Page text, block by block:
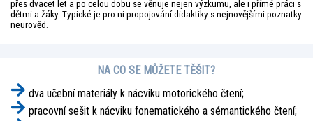
přes dvacet let a po celou dobu se věnuje nejen výzkumu, ale i přímé práci s
dětmi a žáky. Typické je pro ni propojování didaktiky s nejnovějšími poznatky
neurověd.
NA CO SE MŮŽETE TĚŠIT?
dva učební materiály k nácviku motorického čtení;
pracovní sešit k nácviku fonematického a sémantického čtení;